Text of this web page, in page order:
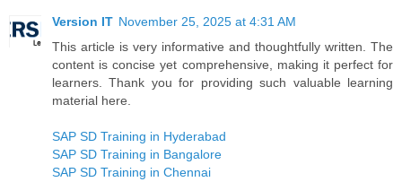
Version IT November 25, 2025 at 4:31 AM
This article is very informative and thoughtfully written. The
content is concise yet comprehensive, making it perfect for
learners. Thank you for providing such valuable learning
material here.
SAP SD Training in Hyderabad
SAP SD Training in Bangalore
SAP SD Training in Chennai